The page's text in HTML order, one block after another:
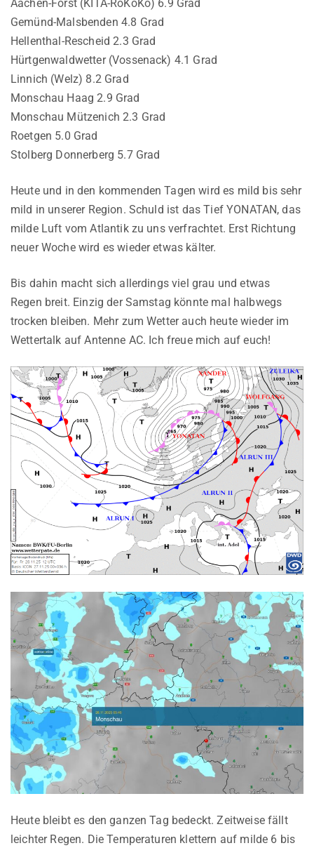
Aachen-Forst (KITA-RoKoKo) 6.9 Grad
Gemünd-Malsbenden 4.8 Grad
Hellenthal-Rescheid 2.3 Grad
Hürtgenwaldwetter (Vossenack) 4.1 Grad
Linnich (Welz) 8.2 Grad
Monschau Haag 2.9 Grad
Monschau Mützenich 2.3 Grad
Roetgen 5.0 Grad
Stolberg Donnerberg 5.7 Grad
Heute und in den kommenden Tagen wird es mild bis sehr
mild in unserer Region. Schuld ist das Tief YONATAN, das
milde Luft vom Atlantik zu uns verfrachtet. Erst Richtung
neuer Woche wird es wieder etwas kälter.
Bis dahin macht sich allerdings viel grau und etwas
Regen breit. Einzig der Samstag könnte mal halbwegs
trocken bleiben. Mehr zum Wetter auch heute wieder im
Wettertalk auf Antenne AC. Ich freue mich auf euch!
Heute bleibt es den ganzen Tag bedeckt. Zeitweise fällt
leichter Regen. Die Temperaturen klettern auf milde 6 bis